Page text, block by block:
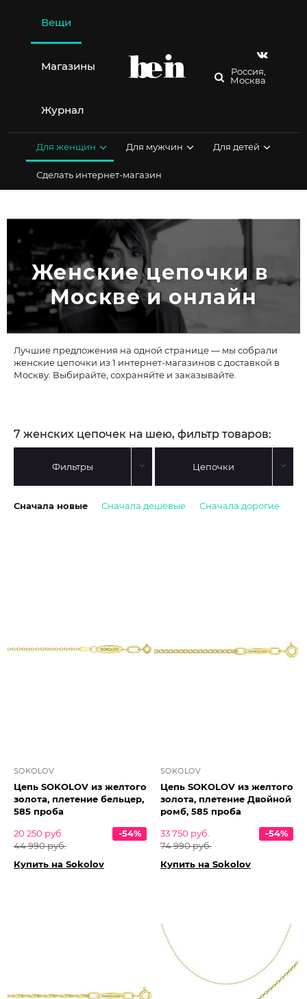
содержимому
Вещи
Магазины
Журнал
Россия,
Москва
Для женщин Для мужчин Для детей
Сделать интернет-магазин
Женские цепочки в
Москве и онлайн
Лучшие предложения на одной странице — мы собрали
женские цепочки из 1 интернет-магазинов с доставкой в
Москву. Выбирайте, сохраняйте и заказывайте.
7 женских цепочек на шею, фильтр товаров:
Фильтры Цепочки
Сначала новые Сначала дешёвые Сначала дорогие
SOKOLOV
Цепь SOKOLOV из желтого
золота, плетение бельцер,
585 проба
20 250 руб.
44 990 руб.
-54%
Купить на Sokolov
SOKOLOV
Цепь SOKOLOV из желтого
золота, плетение Двойной
ромб, 585 проба
33 750 руб.
74 990 руб.
-54%
Купить на Sokolov